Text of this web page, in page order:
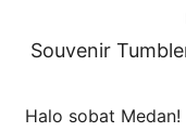
Souvenir
Halo sobat